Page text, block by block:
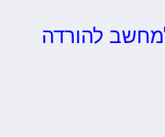
להורדה